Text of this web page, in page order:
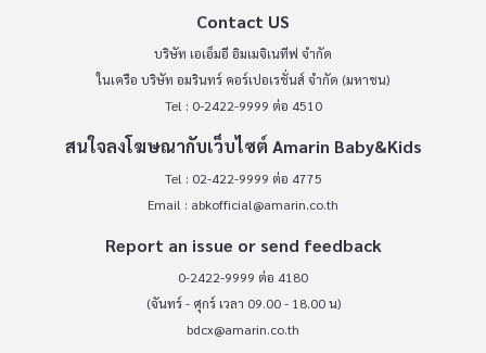
Contact US
บริษัท เอเอ็มอี อิมเมจิเนทีฟ จำกัด
ในเครือ บริษัท อมรินทร์ คอร์เปอเรชั่นส์ จำกัด (มหาชน)
Tel : 0-2422-9999 ต่อ 4510
สนใจลงโฆษณากับเว็บไซต์ Amarin Baby&Kids
Tel : 02-422-9999 ต่อ 4775
Email : abkofficial@amarin.co.th
Report an issue or send feedback
0-2422-9999 ต่อ 4180
(จันทร์ - ศุกร์ เวลา 09.00 - 18.00 น)
bdcx@amarin.co.th